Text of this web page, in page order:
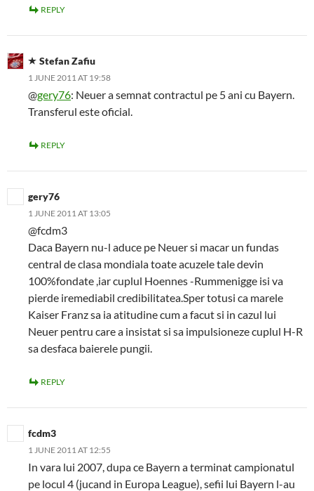
REPLY
Stefan Zafiu
1 JUNE 2011 AT 19:58
@gery76: Neuer a semnat contractul pe 5 ani cu Bayern.
Transferul este oficial.
REPLY
gery76
1 JUNE 2011 AT 13:05
@fcdm3
Daca Bayern nu-l aduce pe Neuer si macar un fundas
central de clasa mondiala toate acuzele tale devin
100%fondate ,iar cuplul Hoennes -Rummenigge isi va
pierde iremediabil credibilitatea.Sper totusi ca marele
Kaiser Franz sa ia atitudine cum a facut si in cazul lui
Neuer pentru care a insistat si sa impulsioneze cuplul H-R
sa desfaca baierele pungii.
REPLY
fcdm3
1 JUNE 2011 AT 12:55
In vara lui 2007, dupa ce Bayern a terminat campionatul
pe locul 4 (jucand in Europa League), sefii lui Bayern l-au